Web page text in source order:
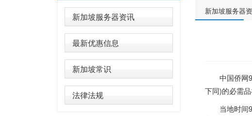
新加坡服务器资讯
最新优惠信息
新加坡常识
法律法规
新加坡服务器
中国侨网
下同)的必需品
当地时间